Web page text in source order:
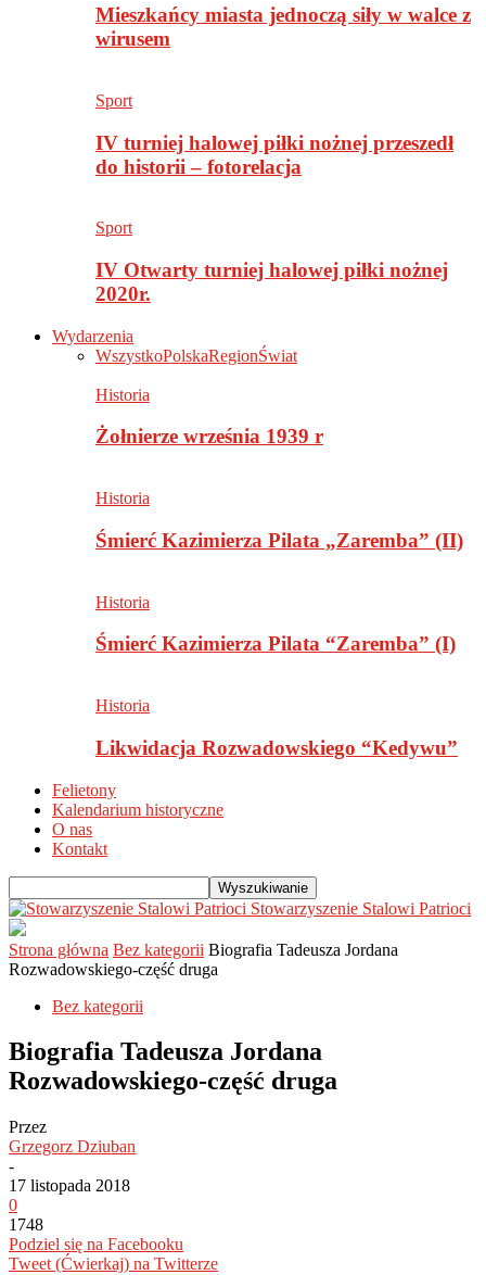
Mieszkańcy miasta jednoczą siły w walce z
wirusem
Sport
IV turniej halowej piłki nożnej przeszedł
do historii – fotorelacja
Sport
IV Otwarty turniej halowej piłki nożnej
2020r.
Wydarzenia
WszystkoPolskaRegionŚwiat
Historia
Żołnierze września 1939 r
Historia
Śmierć Kazimierza Pilata „Zaremba” (II)
Historia
Śmierć Kazimierza Pilata “Zaremba” (I)
Historia
Likwidacja Rozwadowskiego “Kedywu”
Felietony
Kalendarium historyczne
O nas
Kontakt
Stowarzyszenie Stalowi Patrioci
Strona główna Bez kategorii Biografia Tadeusza Jordana
Rozwadowskiego-część druga
Bez kategorii
Biografia Tadeusza Jordana
Rozwadowskiego-część druga
Przez
Grzegorz Dziuban
-
17 listopada 2018
0
1748
Podziel się na Facebooku
Tweet (Ćwierkaj) na Twitterze